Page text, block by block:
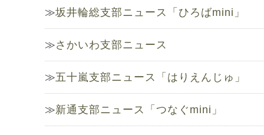
坂井輪総支部ニュース「ひろばmini」
さかいわ支部ニュース
五十嵐支部ニュース「はりえんじゅ」
新通支部ニュース「つなぐmini」